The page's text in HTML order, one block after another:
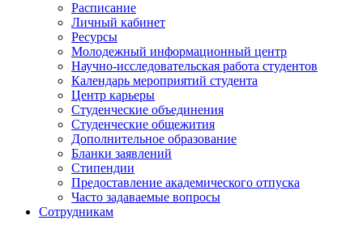
Расписание
Личный кабинет
Ресурсы
Молодежный информационный центр
Научно-исследовательская работа студентов
Календарь мероприятий студента
Центр карьеры
Студенческие объединения
Студенческие общежития
Дополнительное образование
Бланки заявлений
Стипендии
Предоставление академического отпуска
Часто задаваемые вопросы
Сотрудникам